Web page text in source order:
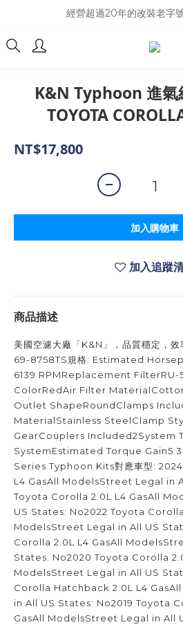
商品庫存變動快速，難免庫存不同步
經營超過20年的改裝老字
商品庫存變動快速，難免庫存不同步
K&N Typhoon 進氣
TOYOTA
NT$17,800
加入購物車
加入追蹤
商品描述
美國空濾大廠「K&N」，品質穩定，效
69-8758TS規格: Estimated
6139 RPMReplacement FilterRU-
ColorRedAir Filter
Outlet ShapeRoundClamps
MaterialStainless SteelClamp
GearCouplers Included2System
SystemEstimated Torque
Series Typhoon Kits對應車型:
L4 GasAll ModelsStreet Legal in
Toyota Corolla 2.0L L4 GasAll
US States: No2022 Toyota
ModelsStreet Legal in All US
Corolla 2.0L L4 GasAll
States: No2020 Toyota Corolla
ModelsStreet Legal in All US
Corolla Hatchback 2.0L L4
in All US States: No2019 Toyota
GasAll ModelsStreet Legal in All